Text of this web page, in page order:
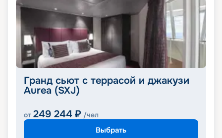
Гранд сьют с террасой и джакузи
Aurea (SXJ)
от 249 244 ₽ /чел
Выбрать